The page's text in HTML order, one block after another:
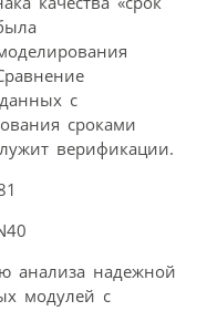
с
сроками
верификации.